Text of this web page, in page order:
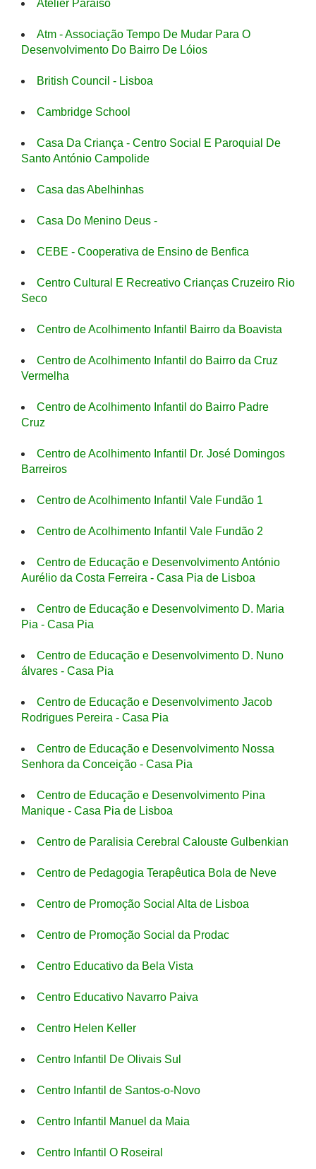
Atelier Paraíso
Atm - Associação Tempo De Mudar Para O
Desenvolvimento Do Bairro De Lóios
British Council - Lisboa
Cambridge School
Casa Da Criança - Centro Social E Paroquial De
Santo António Campolide
Casa das Abelhinhas
Casa Do Menino Deus -
CEBE - Cooperativa de Ensino de Benfica
Centro Cultural E Recreativo Crianças Cruzeiro Rio
Seco
Centro de Acolhimento Infantil Bairro da Boavista
Centro de Acolhimento Infantil do Bairro da Cruz
Vermelha
Centro de Acolhimento Infantil do Bairro Padre
Cruz
Centro de Acolhimento Infantil Dr. José Domingos
Barreiros
Centro de Acolhimento Infantil Vale Fundão 1
Centro de Acolhimento Infantil Vale Fundão 2
Centro de Educação e Desenvolvimento António
Aurélio da Costa Ferreira - Casa Pia de Lisboa
Centro de Educação e Desenvolvimento D. Maria
Pia - Casa Pia
Centro de Educação e Desenvolvimento D. Nuno
álvares - Casa Pia
Centro de Educação e Desenvolvimento Jacob
Rodrigues Pereira - Casa Pia
Centro de Educação e Desenvolvimento Nossa
Senhora da Conceição - Casa Pia
Centro de Educação e Desenvolvimento Pina
Manique - Casa Pia de Lisboa
Centro de Paralisia Cerebral Calouste Gulbenkian
Centro de Pedagogia Terapêutica Bola de Neve
Centro de Promoção Social Alta de Lisboa
Centro de Promoção Social da Prodac
Centro Educativo da Bela Vista
Centro Educativo Navarro Paiva
Centro Helen Keller
Centro Infantil De Olivais Sul
Centro Infantil de Santos-o-Novo
Centro Infantil Manuel da Maia
Centro Infantil O Roseiral